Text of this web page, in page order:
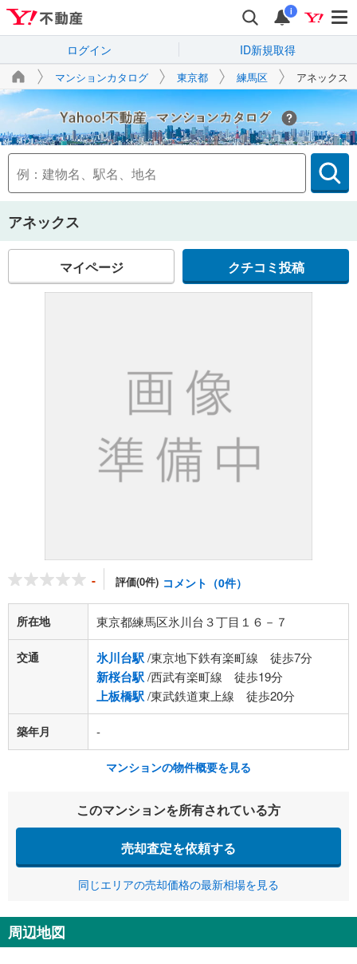
i
ログイン ID新規取得
マンションカタログ 東京都 練馬区 アネックス
Yahoo!不動産
アネックス
マイページ クチコミ投稿
- 評価(0件) コメント（0件）
所在地 東京都練馬区氷川台３丁目１６－７
交通 氷川台駅/東京地下鉄有楽町線 徒歩7分
新桜台駅/西武有楽町線 徒歩19分
上板橋駅/東武鉄道東上線 徒歩20分
築年月 -
マンションの物件概要を見る
このマンションを所有されている方
売却査定を依頼する
同じエリアの売却価格の最新相場を見る
周辺地図